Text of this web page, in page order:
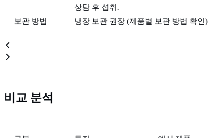
상담 후 섭취.
보관 방법
냉장 보관 권장 (제품별 보관 방법 확인)
비교 분석